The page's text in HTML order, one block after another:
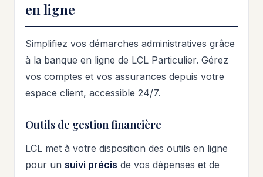
en ligne
Simplifiez vos démarches administratives grâce
à la banque en ligne de LCL Particulier. Gérez
vos comptes et vos assurances depuis votre
espace client, accessible 24/7.
Outils de gestion financière
LCL met à votre disposition des outils en ligne
pour un suivi précis de vos dépenses et de